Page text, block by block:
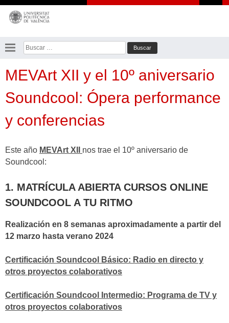
Saltar
contenido
Buscar:
MEVArt XII y el 10º aniversario
Soundcool: Ópera performance
y conferencias
Este año MEVArt XII nos trae el 10º aniversario de
Soundcool:
1. MATRÍCULA ABIERTA CURSOS ONLINE
SOUNDCOOL A TU RITMO
Realización en 8 semanas aproximadamente a partir del
12 marzo hasta verano 2024
Certificación Soundcool Básico: Radio en directo y
otros proyectos colaborativos
Certificación Soundcool Intermedio: Programa de TV y
otros proyectos colaborativos